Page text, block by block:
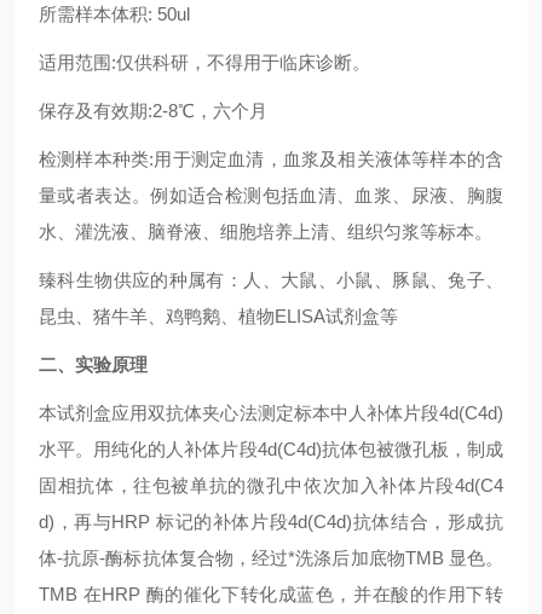
所需样本体积: 50ul
适用范围:仅供科研，不得用于临床诊断。
保存及有效期:2-8℃，六个月
检测样本种类:用于测定血清，血浆及相关液体等样本的含
量或者表达。例如适合检测包括血清、血浆、尿液、胸腹
水、灌洗液、脑脊液、细胞培养上清、组织匀浆等标本。
臻科生物供应的种属有：人、大鼠、小鼠、豚鼠、兔子、
昆虫、猪牛羊、鸡鸭鹅、植物ELISA试剂盒等
二、实验原理
本试剂盒应用双抗体夹心法测定标本中人补体片段4d(C4d)
水平。用纯化的人补体片段4d(C4d)抗体包被微孔板，制成
固相抗体，往包被单抗的微孔中依次加入补体片段4d(C4
d)，再与HRP 标记的补体片段4d(C4d)抗体结合，形成抗
体-抗原-酶标抗体复合物，经过*洗涤后加底物TMB 显色。
TMB 在HRP 酶的催化下转化成蓝色，并在酸的作用下转